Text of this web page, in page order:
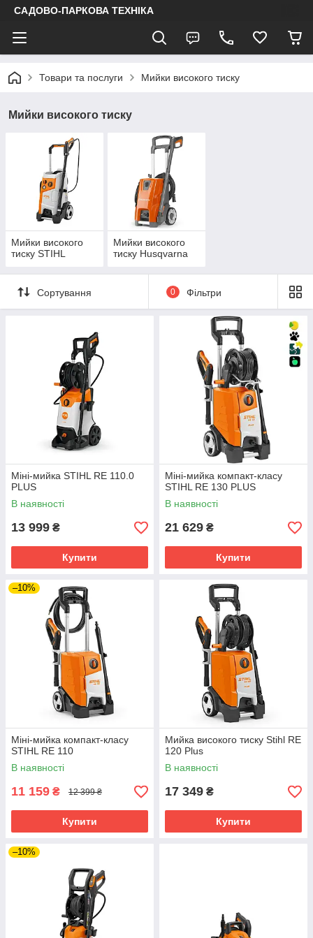
САДОВО-ПАРКОВА ТЕХНІКА
Товари та послуги Мийки високого тиску
Мийки високого тиску
Мийки високого
тиску STIHL
Мийки високого
тиску Husqvarna
Сортування 0 Фільтри
Міні-мийка STIHL RE 110.0
PLUS
В наявності
13 999 ₴
Купити
Міні-мийка компакт-класу
STIHL RE 130 PLUS
В наявності
21 629 ₴
Купити
–10%
Міні-мийка компакт-класу
STIHL RE 110
В наявності
11 159 ₴ 12 399 ₴
Купити
Мийка високого тиску Stihl RE
120 Plus
В наявності
17 349 ₴
Купити
–10%